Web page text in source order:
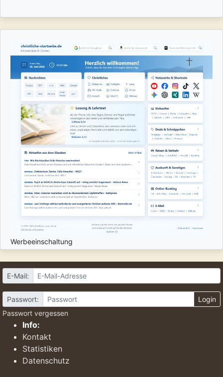
Werbeeinschaltung
E-Mail:
Passwort:
Login
Passwort vergessen
Info:
Kontakt
Statistiken
Datenschutz